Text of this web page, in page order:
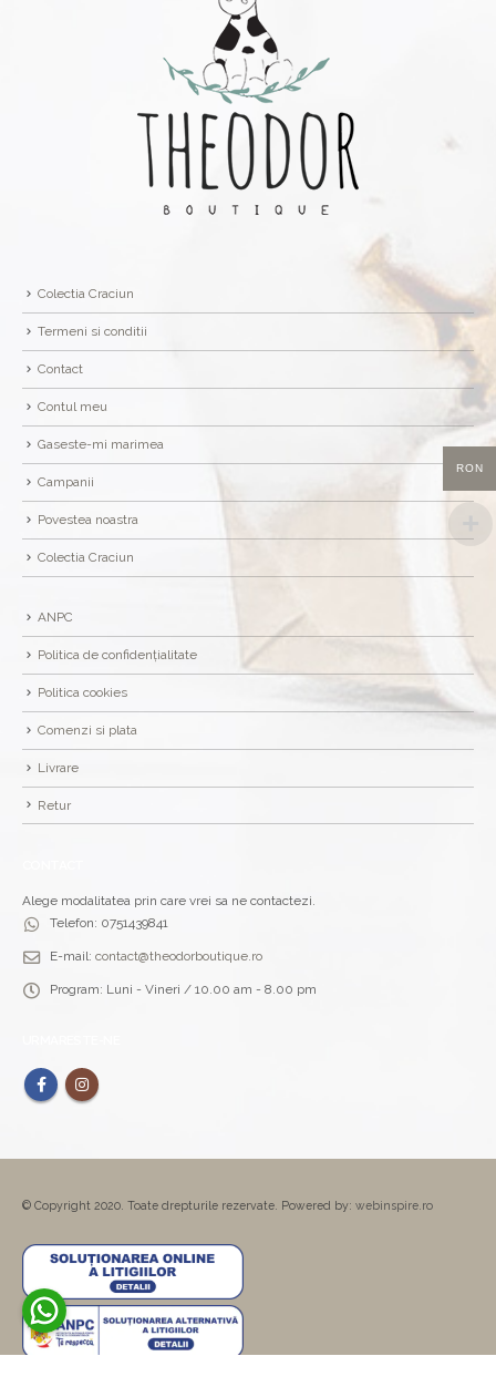
Colectia Craciun
Termeni si conditii
Contact
Contul meu
Gaseste-mi marimea
Campanii
Povestea noastra
Colectia Craciun
ANPC
Politica de confidențialitate
Politica cookies
Comenzi si plata
Livrare
Retur
Alege modalitatea prin care vrei sa ne contactezi.
Telefon: 0751439841
E-mail: contact@theodorboutique.ro
Program: Luni - Vineri / 10.00 am - 8.00 pm
© Copyright 2020. Toate drepturile rezervate. Powered by: webinspire.ro
RON